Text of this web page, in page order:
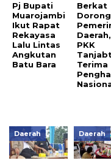
Pj Bupati
Muarojambi
Ikut Rapat
Rekayasa
Lalu Lintas
Angkutan
Batu Bara
Berkat
PKK
Terima
Daerah Daerah